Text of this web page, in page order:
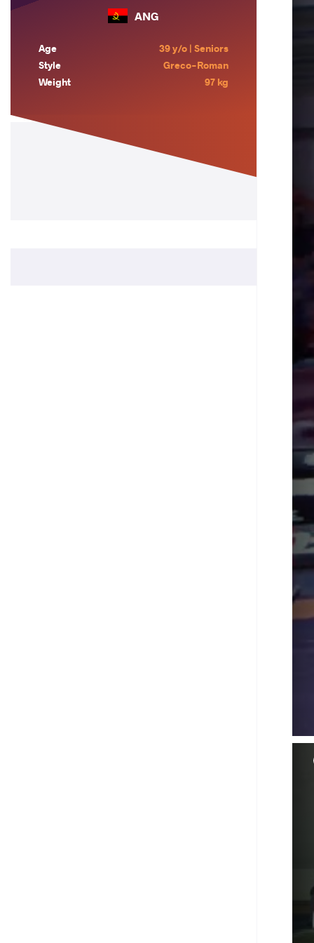
ANG
Age
39 y/o | Seniors
Style
Greco-Roman
Weight
97 kg